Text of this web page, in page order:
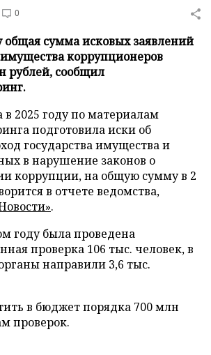
0
сумма исковых заявлений
коррупционеров
рублей, сообщил
в 2025 году по материалам
подготовила иски об
государства имущества и
в нарушение законов о
коррупции, на общую сумму в 2
в отчете ведомства,
.
году была проведена
проверка 106 тыс. человек, в
направили 3,6 тыс.
в бюджет порядка 700 млн
проверок.